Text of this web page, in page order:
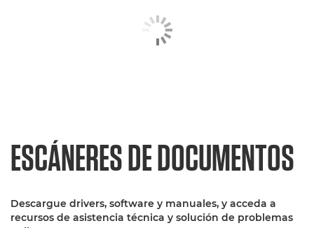
ESCÁNERES DE DOCUMENTOS
Descargue drivers, software y manuales, y acceda a
recursos de asistencia técnica y solución de problemas